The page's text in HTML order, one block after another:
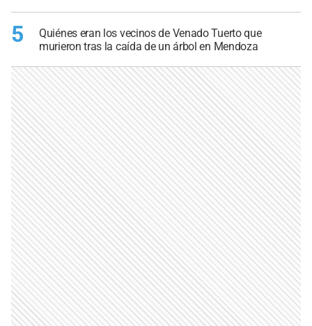
5
Quiénes eran los vecinos de Venado Tuerto que
murieron tras la caída de un árbol en Mendoza